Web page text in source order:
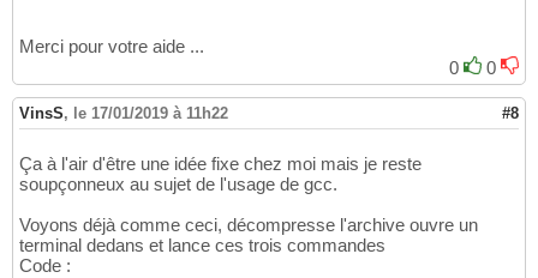
23
24
25
26
27
29
30
32
33
  creating build/temp.macosx-
clang -Wno-unused-result -Wsign-compare
  src/exiv2wrapper.cpp:
54:18: error: no
      Exiv2::Error error
(0);
                   ^     ~
class BasicError : public AnyError
            ^
          explicit BasicError
(ErrorCode code
..... environ une centaine d'autres lignes
Merci pour votre aide ...
0
0
VinsS, le 17/01/2019 à 11h22 #8
Ça à l'air d'être une idée fixe chez moi mais je reste
soupçonneux au sujet de l'usage de gcc.
Voyons déjà comme ceci, décompresse l'archive ouvre un
terminal dedans et lance ces trois commandes
Code :